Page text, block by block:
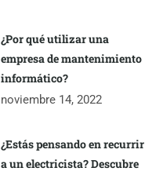
¿Por qué utilizar una
empresa de mantenimiento
informático?
noviembre 14, 2022
¿Estás pensando en recurrir
a un electricista? Descubre